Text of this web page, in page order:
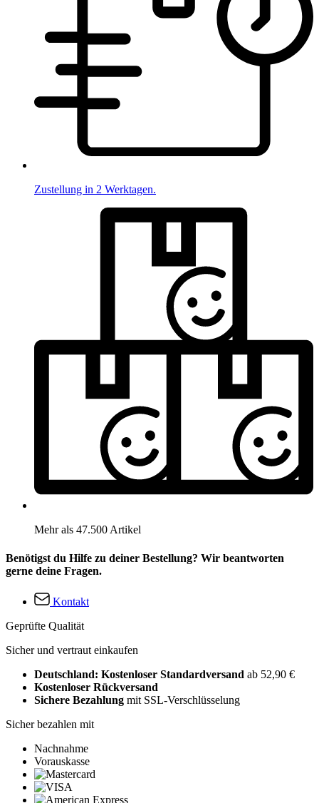
Zustellung in 2 Werktagen.
Mehr als 47.500 Artikel
Benötigst du Hilfe zu deiner Bestellung? Wir beantworten
gerne deine Fragen.
Kontakt
Geprüfte Qualität
Sicher und vertraut einkaufen
Deutschland: Kostenloser Standardversand ab 52,90 €
Kostenloser Rückversand
Sichere Bezahlung mit SSL-Verschlüsselung
Sicher bezahlen mit
Nachnahme
Vorauskasse